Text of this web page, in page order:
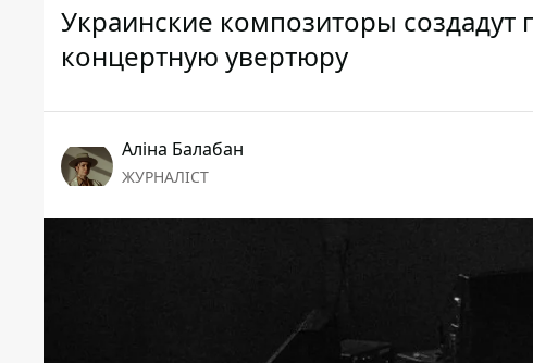
Украинские композиторы создадут
концертную увертюру
Аліна Балабан
ЖУРНАЛІСТ